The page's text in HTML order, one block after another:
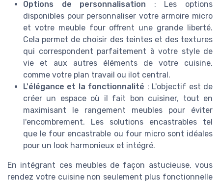
Options de personnalisation : Les options
disponibles pour personnaliser votre armoire micro
et votre meuble four offrent une grande liberté.
Cela permet de choisir des teintes et des textures
qui correspondent parfaitement à votre style de
vie et aux autres éléments de votre cuisine,
comme votre plan travail ou ilot central.
L'élégance et la fonctionnalité : L'objectif est de
créer un espace où il fait bon cuisiner, tout en
maximisant le rangement meubles pour éviter
l'encombrement. Les solutions encastrables tel
que le four encastrable ou four micro sont idéales
pour un look harmonieux et intégré.
En intégrant ces meubles de façon astucieuse, vous
rendez votre cuisine non seulement plus fonctionnelle